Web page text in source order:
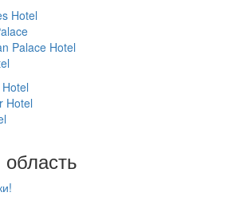
Hotel
Palace Hotel
Hotel